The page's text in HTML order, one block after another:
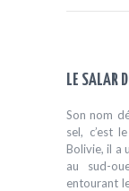
LE SALAR
Son nom
sel, c’est
Bolivie, il a
au sud-
entourant